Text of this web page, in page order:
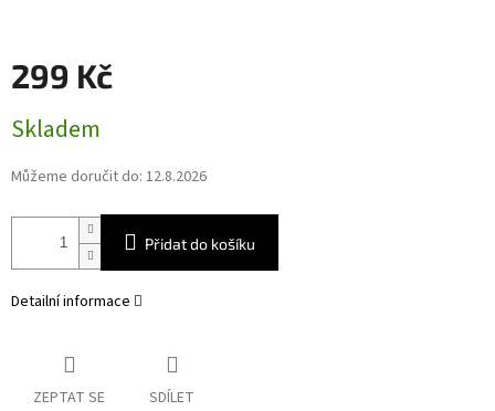
299 Kč
cena:
Skladem
Můžeme doručit do: 12.8.2026
Přidat do košíku
Detailní informace
ZEPTAT SE SDÍLET